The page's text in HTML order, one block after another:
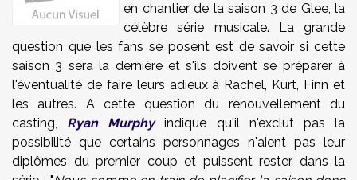
en chantier de la saison 3 de Glee, la
célèbre série musicale. La grande
question que les fans se posent est de savoir si cette
saison 3 sera la dernière et s'ils doivent se préparer à
l'éventualité de faire leurs adieux à Rachel, Kurt, Finn et
les autres. A cette question du renouvellement du
casting, Ryan Murphyindique qu'il n'exclut pas la
possibilité que certains personnages n'aient pas leur
diplômes du premier coup et puissent rester dans la